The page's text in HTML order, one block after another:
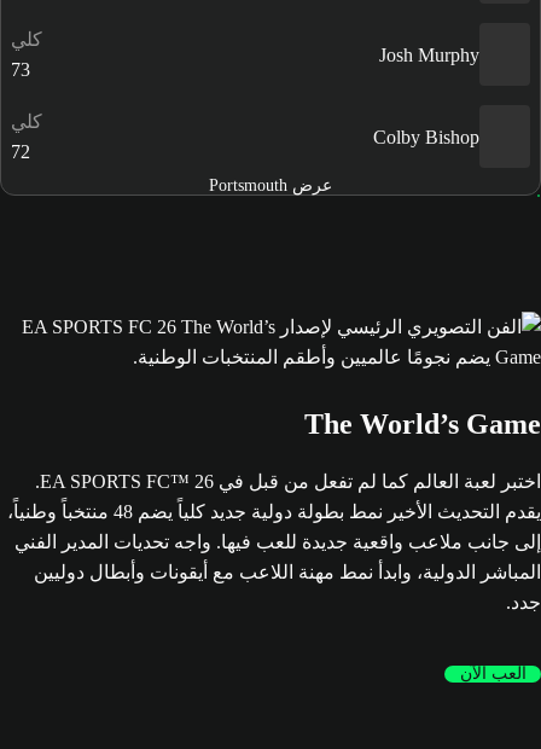
Josh Murphy
كلي
73
Colby Bishop
كلي
72
عرض Portsmouth
The World’s Game
اختبر لعبة العالم كما لم تفعل من قبل في EA SPORTS FC™ 26.
يقدم التحديث الأخير نمط بطولة دولية جديد كلياً يضم 48 منتخباً وطنياً،
إلى جانب ملاعب واقعية جديدة للعب فيها. واجه تحديات المدير الفني
المباشر الدولية، وابدأ نمط مهنة اللاعب مع أيقونات وأبطال دوليين
جدد.
العب الآن